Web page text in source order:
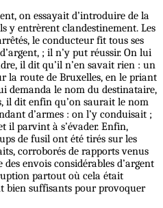
on essayait d’introduire de la
y entrèrent clandestinement. Les
le conducteur fit tous ses
; il n’y put réussir. On lui
il dit qu’il n’en savait rien : un
la route de Bruxelles, en le priant
demanda le nom du destinataire,
il dit enfin qu’on saurait le nom
d’armes : on l’y conduisait ;
il parvint à s’évader. Enfin,
de fusil ont été tirés sur les
corroborés de rapports venus
envois considérables d’argent
partout où cela était
bien suffisants pour provoquer